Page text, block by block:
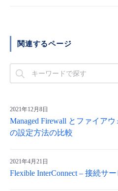
関連するページ
2021年12月8日
Managed Firewall とファイア
の設定方法の比較
2021年4月21日
Flexible InterConnect – 接続サ